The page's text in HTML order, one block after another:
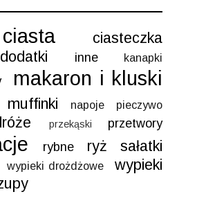
ciasta
ciasteczka
dodatki inne kanapki
makaron i kluski
muffinki napoje pieczywo
przekąski przetwory
rybne ryż
sałatki
wypieki drożdżowe
wypieki